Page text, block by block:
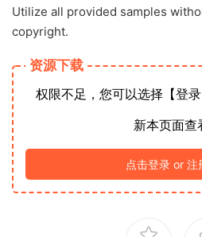
Utilize all provided samples
copyright.
资源下载
权限不足，您可以选择【登
新本页面查
点击登录 or 注